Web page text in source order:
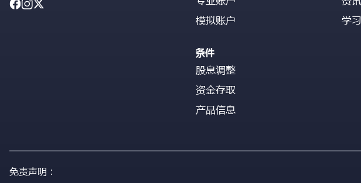
模拟账户
条件
股息调整
资金存取
产品信息
学
免责声明：